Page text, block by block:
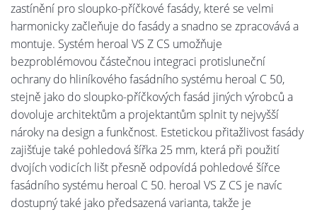
zastínění pro sloupko-příčkové fasády, které se velmi
harmonicky začleňuje do fasády a snadno se zpracovává a
montuje. Systém heroal VS Z CS umožňuje
bezproblémovou částečnou integraci protisluneční
ochrany do hliníkového fasádního systému heroal C 50,
stejně jako do sloupko-příčkových fasád jiných výrobců a
dovoluje architektům a projektantům splnit ty nejvyšší
nároky na design a funkčnost. Estetickou přitažlivost fasády
zajišťuje také pohledová šířka 25 mm, která při použití
dvojích vodicích lišt přesně odpovídá pohledové šířce
fasádního systému heroal C 50. heroal VS Z CS je navíc
dostupný také jako předsazená varianta, takže je